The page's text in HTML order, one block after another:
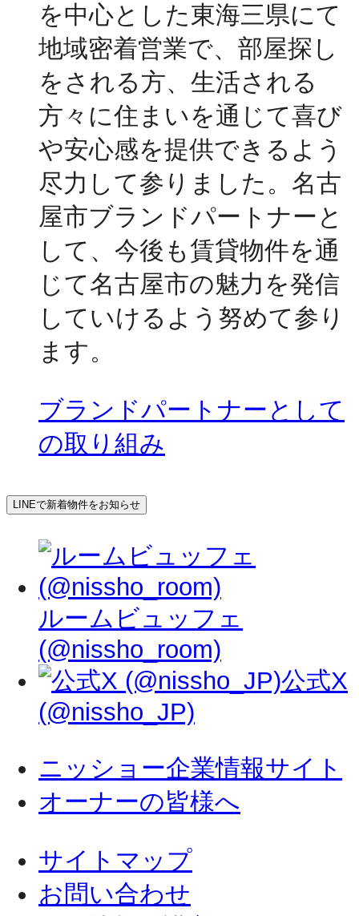
を中心とした東海三県にて
地域密着営業で、部屋探し
をされる方、生活される
方々に住まいを通じて喜び
や安心感を提供できるよう
尽力して参りました。名古
屋市ブランドパートナーと
して、今後も賃貸物件を通
じて名古屋市の魅力を発信
していけるよう努めて参り
ます。
ブランドパートナーとして
の取り組み
LINEで新着物件をお知らせ
ルームビュッフェ
(@nissho_room)
公式X
(@nissho_JP)
ニッショー企業情報サイト
オーナーの皆様へ
サイトマップ
お問い合わせ